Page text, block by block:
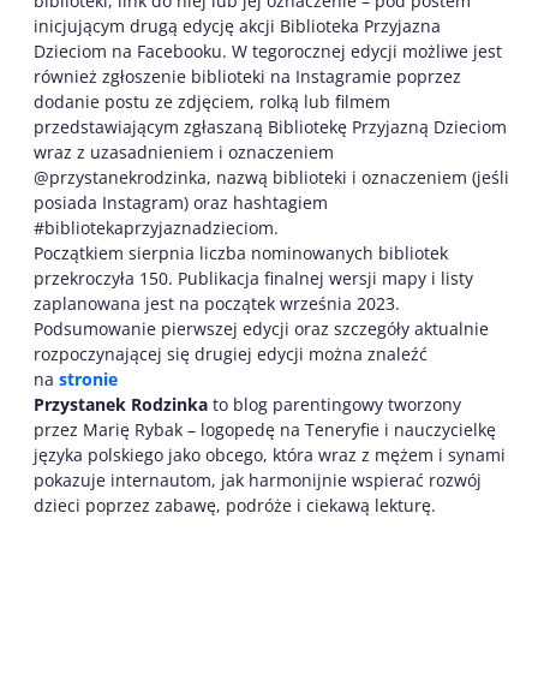
inicjującym drugą edycję akcji Biblioteka Przyjazna
Dzieciom na Facebooku. W tegorocznej edycji możliwe jest
również zgłoszenie biblioteki na Instagramie poprzez
dodanie postu ze zdjęciem, rolką lub filmem
przedstawiającym zgłaszaną Bibliotekę Przyjazną Dzieciom
wraz z uzasadnieniem i oznaczeniem
@przystanekrodzinka, nazwą biblioteki i oznaczeniem (jeśli
posiada Instagram) oraz hashtagiem
#bibliotekaprzyjaznadzieciom.
Początkiem sierpnia liczba nominowanych bibliotek
przekroczyła 150. Publikacja finalnej wersji mapy i listy
zaplanowana jest na początek września 2023.
Podsumowanie pierwszej edycji oraz szczegóły aktualnie
rozpoczynającej się drugiej edycji można znaleźć
na stronie
Przystanek Rodzinka to blog parentingowy tworzony
przez Marię Rybak – logopedę na Teneryfie i nauczycielkę
języka polskiego jako obcego, która wraz z mężem i synami
pokazuje internautom, jak harmonijnie wspierać rozwój
dzieci poprzez zabawę, podróże i ciekawą lekturę.